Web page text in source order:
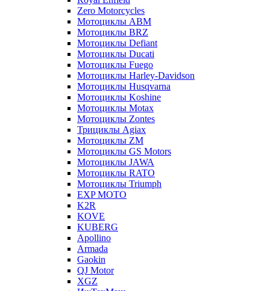
Zero Motorcycles
Мотоциклы ABM
Мотоциклы BRZ
Мотоциклы Defiant
Мотоциклы Ducati
Мотоциклы Fuego
Мотоциклы Harley-Davidson
Мотоциклы Husqvarna
Мотоциклы Koshine
Мотоциклы Motax
Мотоциклы Zontes
Трициклы Agiax
Мотоциклы ZM
Мотоциклы GS Motors
Мотоциклы JAWA
Мотоциклы RATO
Мотоциклы Triumph
EXP MOTO
K2R
KOVE
KUBERG
Apollino
Armada
Gaokin
QJ Motor
XGZ